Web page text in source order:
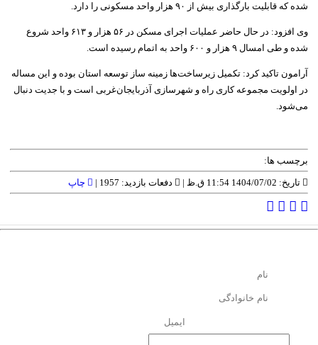
شده که قابلیت بارگذاری بیش از ۹۰ هزار واحد مسکونی را دارد.
وی افزود: در حال حاضر عملیات اجرای مسکن در ۵۶ هزار و ۶۱۳ واحد شروع
شده و طی امسال ۹ هزار و ۶۰۰ واحد به اتمام رسیده است.
آرامون تاکید کرد: تکمیل زیرساخت‌ها زمینه ساز توسعه استان بوده و این مساله
در اولویت مجموعه کاری راه و شهرسازی آذربایجان‌غربی است و با جدیت دنبال
می‌شود.
برچسب ها:
تاریخ: 1404/07/02 11:54 ق.ظ | دفعات بازدید: 1957 | چاپ